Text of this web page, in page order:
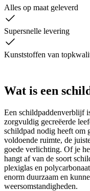
Alles op maat geleverd
Supersnelle levering
Kunststoffen van
Wat is een
Een schildpaddenverblijf
zorgvuldig gecreëerde
schildpad nodig heeft om
voldoende ruimte, de
goede verlichting. Of je
hangt af van de soort
plexiglas en
enorm duurzaam en
weersomstandigheden.